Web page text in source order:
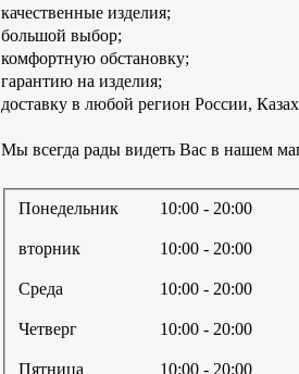
качественные изделия;
большой выбор;
комфортную обстановку;
гарантию на изделия;
доставку в любой регион России,
Мы всегда рады видеть Вас в нашем
Понедельник 10:00 - 20:00
вторник 10:00 - 20:00
Среда 10:00 - 20:00
Четверг 10:00 - 20:00
Пятница 10:00 - 20:00